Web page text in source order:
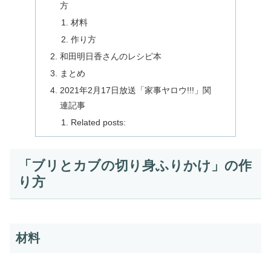
方
材料
作り方
和田明日香さんのレシピ本
まとめ
2021年2月17日放送「家事ヤロウ!!!」関
連記事
Related posts:
「ブリとカブの切り身ふりかけ」の作
り方
材料